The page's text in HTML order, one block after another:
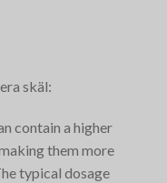
skäl:
contain a higher
them more
typical dosage